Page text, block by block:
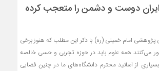
دوست و دشمن را متعجب کرده
امام خمینی (ره) با ذکر این مطلب که هنوز برخی
می‌کنند همه علوم باید در حوزه تجربی و حسی خالصه
از اساتید محترم دانشگاه‌های ما در چنین فضایی